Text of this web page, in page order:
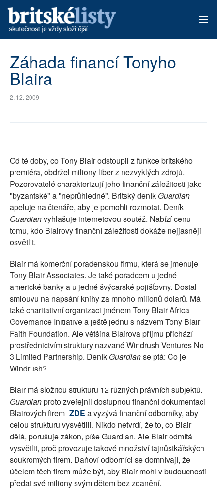
ARCHIV
TÉMATA
Záhada financí Tonyho
Blaira
2. 12. 2009
Od té doby, co Tony Blair odstoupil z funkce britského
premiéra, obdržel miliony liber z nezvyklých zdrojů.
Pozorovatelé charakterizují jeho finanční záležitosti jako
"byzantské" a "neprůhledné". Britský deník Guardian
apeluje na čtenáře, aby je pomohli rozmotat. Deník
Guardianvyhlašuje internetovou soutěž. Nabízí cenu
tomu, kdo Blairovy finanční záležitosti dokáže nejjasněji
osvětlit.
Blair má komerční poradenskou firmu, která se jmenuje
Tony Blair Associates. Je také poradcem u jedné
americké banky a u jedné švýcarské pojišťovny. Dostal
smlouvu na napsání knihy za mnoho milionů dolarů. Má
také charitativní organizaci jménem Tony Blair Africa
Governance Initiative a ještě jednu s názvem Tony Blair
Faith Foundation. Ale většina Blairova příjmu přichází
prostřednictvím struktury nazvané Windrush Ventures No
3 Limited Partnership. Deník Guardianse ptá: Co je
Windrush?
Blair má složitou strukturu 12 různých právních subjektů.
Guardianproto zveřejnil dostupnou finanční dokumentaci
Blairových firem ZDE a vyzývá finanční odborníky, aby
celou strukturu vysvětlili. Nikdo netvrdí, že to, co Blair
dělá, porušuje zákon, píše Guardian. Ale Blair odmítá
vysvětlit, proč provozuje takové množství tajnůstkářských
soukromých firem. Daňoví odborníci se domnívají, že
účelem těch firem může být, aby Blair mohl v budoucnosti
předat své miliony svým dětem bez zdanění.